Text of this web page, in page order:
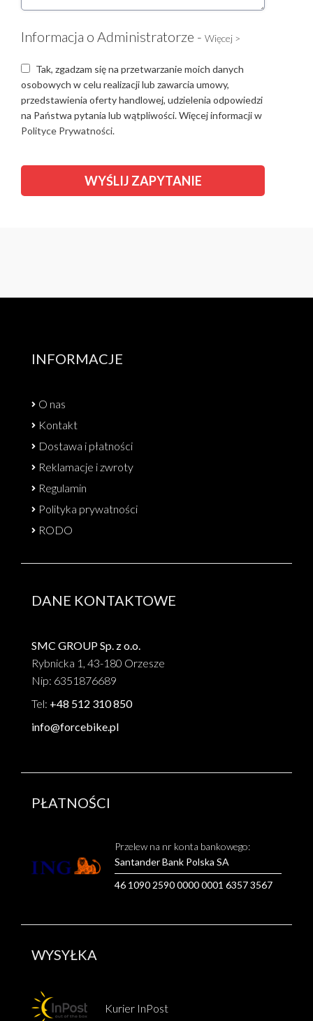
Informacja o Administratorze - Więcej >
Tak, zgadzam się na przetwarzanie moich danych
osobowych w celu realizacji lub zawarcia umowy,
przedstawienia oferty handlowej, udzielenia odpowiedzi
na Państwa pytania lub wątpliwości. Więcej informacji w
Polityce Prywatności.
INFORMACJE
O nas
Kontakt
Dostawa i płatności
Reklamacje i zwroty
Regulamin
Polityka prywatności
RODO
DANE KONTAKTOWE
SMC GROUP Sp. z o.o.
Rybnicka 1, 43-180 Orzesze
Nip: 6351876689
Tel: +48 512 310 850
info@forcebike.pl
PŁATNOŚCI
Przelew na nr konta bankowego:
Santander Bank Polska SA
46 1090 2590 0000 0001 6357 3567
WYSYŁKA
Kurier InPost